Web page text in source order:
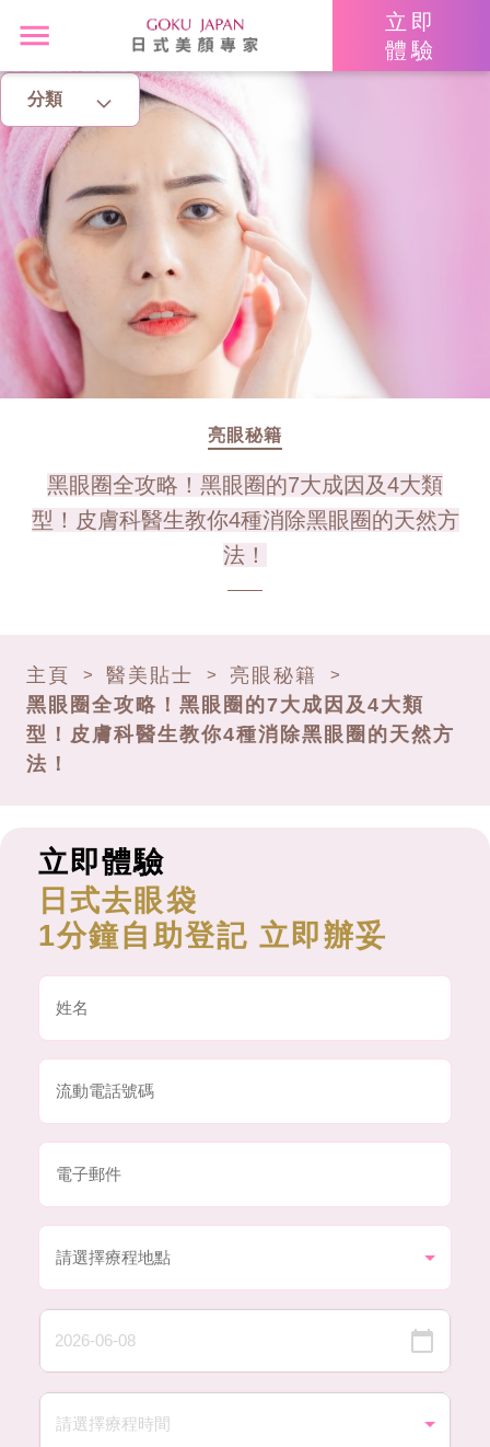
立即
體驗
分類
主頁
亮眼秘籍
消脂塑身
美白去斑
增肌減脂
亮眼秘籍
黑眼圈全攻略！黑眼圈的7大成因及4大類
型！皮膚科醫生教你4種消除黑眼圈的天然方
法！
主頁 > 醫美貼士 > 亮眼秘籍 >
黑眼圈全攻略！黑眼圈的7大成因及4大類
型！皮膚科醫生教你4種消除黑眼圈的天然方
法！
立即體驗
日式去眼袋
1分鐘自助登記 立即辦妥